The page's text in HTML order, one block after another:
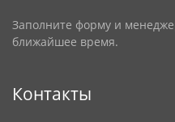
Заполните форму и
ближайшее время.
Контакты